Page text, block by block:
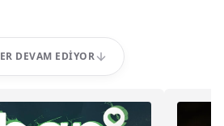
DEVAM EDIYOR